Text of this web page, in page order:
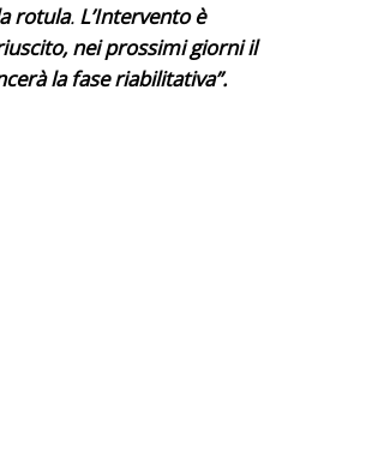
rotula. L’Intervento è
nei prossimi giorni il
la fase riabilitativa”.